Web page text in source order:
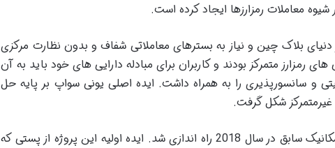
دنیای بلاک چین و نیاز به بسترهای معاملاتی شفاف و بدون نظارت مرکزی
رمزارز متمرکز بودند و کاربران برای مبادله دارایی های خود باید به آن
و سانسورپذیری را به همراه داشت. ایده اصلی یونی سواپ بر پایه حل
شکل گرفت.
پروتکل یونی سواپ توسط هیدن آدامز مهندس مکانیک سابق در سال 2018 راه اندازی شد. ایده اولیه این پروژه از پستی که